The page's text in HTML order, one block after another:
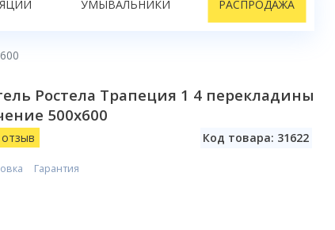
17 243-24-29
УМЫВАЛЬНИКИ РАСПРОДАЖА
Ростела Трапеция 1 4 перекладины
500х600
Код товара: 31622
Гарантия